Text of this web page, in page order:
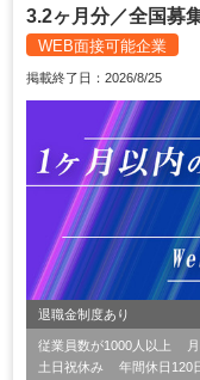
3.2ヶ月分／全国募
WEB面接可能企業
掲載終了日：2026/8/25
退職金制度あり
従業員数が1000人以上
土日祝休み
年間休日120